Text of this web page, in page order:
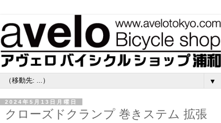
▼
2024年5月13日月曜日
クローズドクランプ 巻きステム 拡張